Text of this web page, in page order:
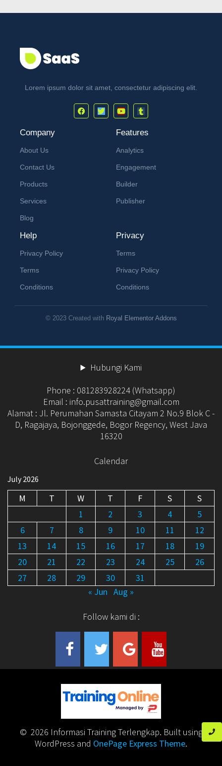
Lorem ipsum dolor sit amet, consectetur adipiscing elit.
Company
About Us
Contact Us
Products
Services
Blog
Features
Analytics
Engagement
Builder
Publisher
Help
Privacy Policy
Terms
Conditions
Privacy
Terms
Privacy Policy
Conditions
© 2023 Created with Royal Elementor Addons
Hubungi Kami
Phone : 081283928224 (Whatsapp)
Email : info.pusattraining@gmail.com
Alamat : Jl. Perumahan Samasta Citayam 2 No.9 Blok C -
D, Ragajaya, Bojonggede, Bogor Regency, West Java
16320
Calendar
July 2026
M T W T F S
S
1
2 3 4
5
6
7 8 9 10 11
12
13
14 15 16 17 18
19
20
21 22 23 24 25
26
27
28 29 30
31
« Jun Aug »
Follow kami di :
© 2026 Informasi Training Terlengkap. Built using
WordPress and OnePage Express Theme.